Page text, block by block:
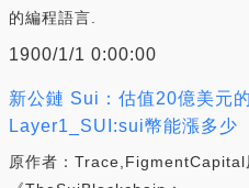
的編程語言.
1900/1/1 0:00:00
新公鏈 Sui：估值20億美元
Layer1_SUI:sui幣能漲多少
原作者：Trace,FigmentCapital